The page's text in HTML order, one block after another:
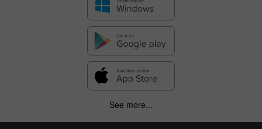
See more...